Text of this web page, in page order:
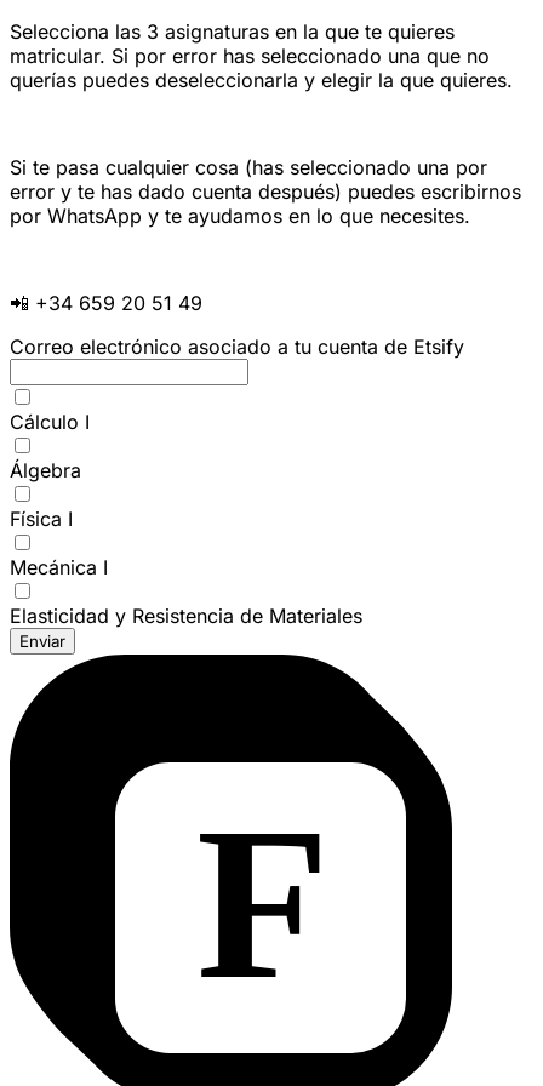
Selecciona las 3 asignaturas en la que te quieres
matricular. Si por error has seleccionado una que no
querías puedes deseleccionarla y elegir la que quieres.
Si te pasa cualquier cosa (has seleccionado una por
error y te has dado cuenta después) puedes escribirnos
por WhatsApp y te ayudamos en lo que necesites.
📲 +34 659 20 51 49
Correo electrónico asociado a tu cuenta de Etsify
Cálculo I
Álgebra
Física I
Mecánica I
Elasticidad y Resistencia de Materiales
Enviar